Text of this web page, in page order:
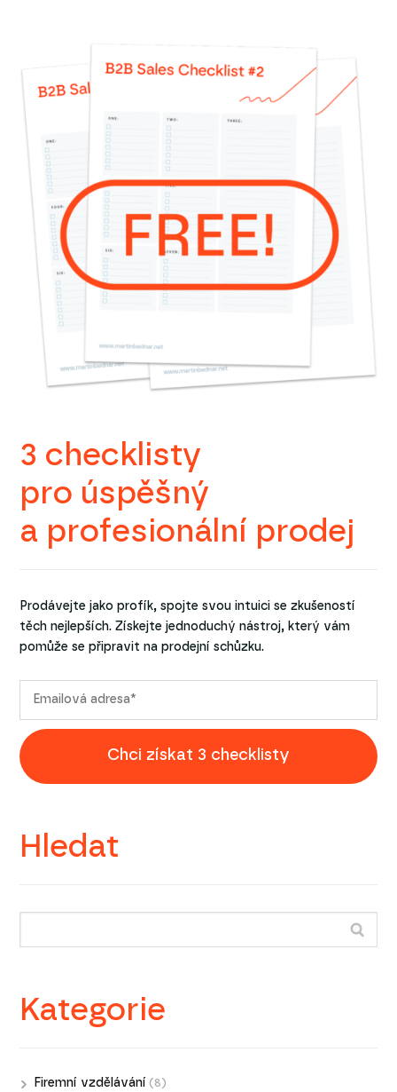
3 checklisty
pro úspěšný
a profesionální prodej
Prodávejte jako profík, spojte svou intuici se zkušeností
těch nejlepších. Získejte jednoduchý nástroj, který vám
pomůže se připravit na prodejní schůzku.
Chci získat 3 checklisty
Hledat
Kategorie
Firemní vzdělávání (8)